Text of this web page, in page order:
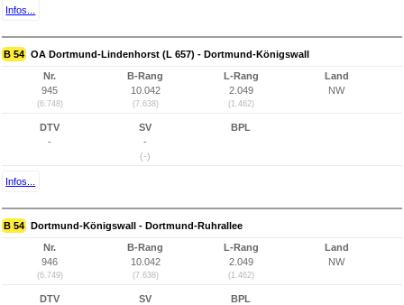
Infos...
B 54 OA Dortmund-Lindenhorst (L 657) - Dortmund-Königswall
Nr.
945
(6.748)
B-Rang
10.042
(7.638)
L-Rang
2.049
(1.462)
Land
NW
DTV
-
SV
-
(-)
BPL
Infos...
B 54 Dortmund-Königswall - Dortmund-Ruhrallee
Nr.
946
(6.749)
B-Rang
10.042
(7.638)
L-Rang
2.049
(1.462)
Land
NW
DTV
SV
BPL